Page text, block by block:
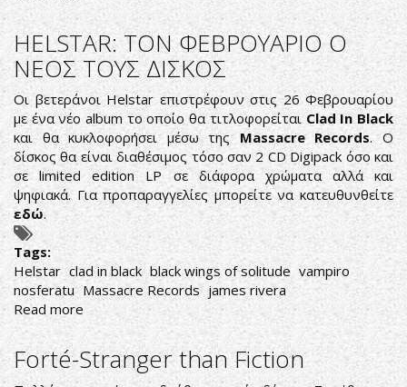
HELSTAR:
ΤΟΝ
ΦΕΒΡΟΥΑΡΙΟ
Ο
ΝΕΟΣ
ΤΟΥΣ
ΔΙΣΚΟΣ
HELSTAR: ΤΟΝ ΦΕΒΡΟΥΑΡΙΟ Ο
ΝΕΟΣ ΤΟΥΣ ΔΙΣΚΟΣ
Οι βετεράνοι Helstar επιστρέφουν στις 26 Φεβρουαρίου
με ένα νέο album το οποίο θα τιτλοφορείται Clad In Black
και θα κυκλοφορήσει μέσω της Massacre Records. Ο
δίσκος θα είναι διαθέσιμος τόσο σαν 2 CD Digipack όσο και
σε limited edition LP σε διάφορα χρώματα αλλά και
ψηφιακά. Για προπαραγγελίες μπορείτε να κατευθυνθείτε
εδώ.
Tags:
Helstar clad in black black wings of solitude vampiro
nosferatu Massacre Records james rivera
Read more about
HELSTAR:
ΤΟΝ
ΦΕΒΡΟΥΑΡΙΟ
Forté-Stranger than Fiction